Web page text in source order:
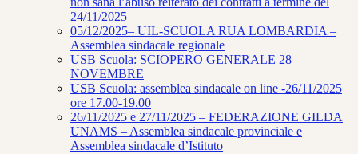
24/11/2025
05/12/2025– UIL-SCUOLA RUA LOMBARDIA –
Assemblea sindacale regionale
USB Scuola: SCIOPERO GENERALE 28
NOVEMBRE
USB Scuola: assemblea sindacale on line -26/11/2025
ore 17.00-19.00
26/11/2025 e 27/11/2025 – FEDERAZIONE GILDA
UNAMS – Assemblea sindacale provinciale e
Assemblea sindacale d’Istituto